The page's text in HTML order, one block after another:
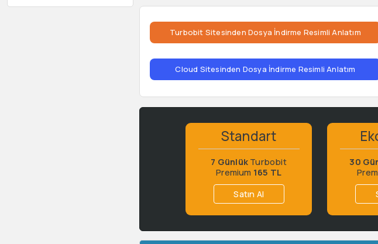
Turbobit Sitesinden Dosya İndirme Resimli Anlatım
Cloud Sitesinden Dosya İndirme Resimli Anlatım
Standart
7 Günlük Turbobit
Premium 165 TL
Satın Al
30